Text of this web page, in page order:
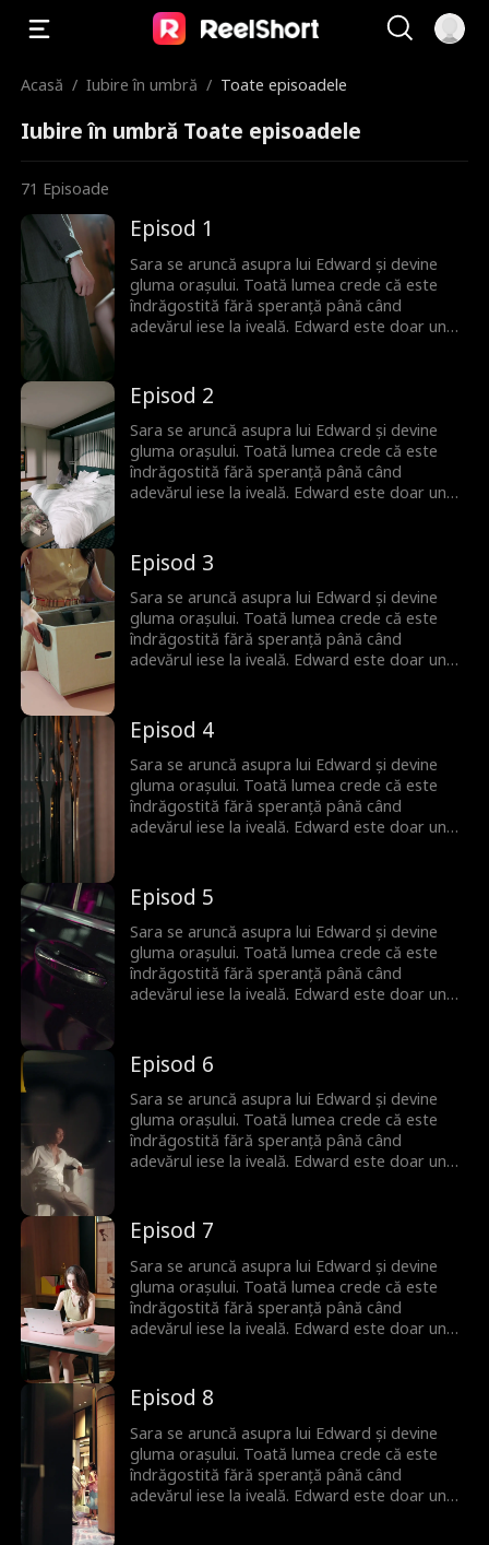
Acasă / Iubire în umbră / Toate episoadele
Iubire în umbră Toate episoadele
71 Episoade
Episod 1
Sara se aruncă asupra lui Edward și devine
gluma orașului. Toată lumea crede că este
îndrăgostită fără speranță până când
adevărul iese la iveală. Edward este doar un
bărbatul, odată incapabil de iubire, cedează.
Acum, va face orice să o păstreze.
Episod 2
Sara se aruncă asupra lui Edward și devine
gluma orașului. Toată lumea crede că este
îndrăgostită fără speranță până când
adevărul iese la iveală. Edward este doar un
bărbatul, odată incapabil de iubire, cedează.
Acum, va face orice să o păstreze.
Episod 3
Sara se aruncă asupra lui Edward și devine
gluma orașului. Toată lumea crede că este
îndrăgostită fără speranță până când
adevărul iese la iveală. Edward este doar un
bărbatul, odată incapabil de iubire, cedează.
Acum, va face orice să o păstreze.
Episod 4
Sara se aruncă asupra lui Edward și devine
gluma orașului. Toată lumea crede că este
îndrăgostită fără speranță până când
adevărul iese la iveală. Edward este doar un
bărbatul, odată incapabil de iubire, cedează.
Acum, va face orice să o păstreze.
Episod 5
Sara se aruncă asupra lui Edward și devine
gluma orașului. Toată lumea crede că este
îndrăgostită fără speranță până când
adevărul iese la iveală. Edward este doar un
bărbatul, odată incapabil de iubire, cedează.
Acum, va face orice să o păstreze.
Episod 6
Sara se aruncă asupra lui Edward și devine
gluma orașului. Toată lumea crede că este
îndrăgostită fără speranță până când
adevărul iese la iveală. Edward este doar un
bărbatul, odată incapabil de iubire, cedează.
Acum, va face orice să o păstreze.
Episod 7
Sara se aruncă asupra lui Edward și devine
gluma orașului. Toată lumea crede că este
îndrăgostită fără speranță până când
adevărul iese la iveală. Edward este doar un
bărbatul, odată incapabil de iubire, cedează.
Acum, va face orice să o păstreze.
Episod 8
Sara se aruncă asupra lui Edward și devine
gluma orașului. Toată lumea crede că este
îndrăgostită fără speranță până când
adevărul iese la iveală. Edward este doar un